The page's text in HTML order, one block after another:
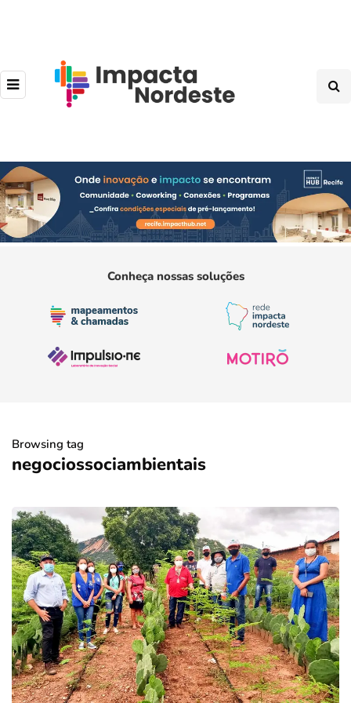
Conheça nossas soluções
Browsing tag
negociossociambientais